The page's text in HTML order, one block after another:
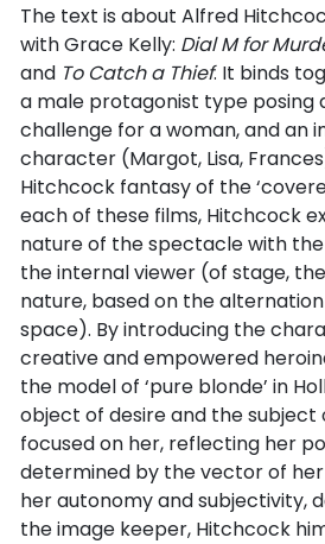
The text is about Alfred
with Grace Kelly: Dial M for
and To Catch a Thief. It binds
a male protagonist type posing
challenge for a woman, and an
character (Margot, Lisa,
Hitchcock fantasy of the
each of these films, Hitchcock
nature of the spectacle with
the internal viewer (of stage,
nature, based on the
space). By introducing the
creative and empowered
the model of ‘pure blonde’ in
object of desire and the subject
focused on her, reflecting her
determined by the vector of
her autonomy and subjectivity,
the image keeper, Hitchcock